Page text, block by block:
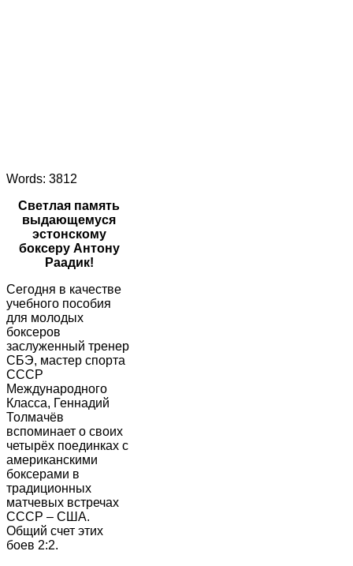
Words: 3812
Светлая память
выдающемуся
эстонскому
боксеру Антону
Раадик!
Сегодня в качестве
учебного пособия
для молодых
боксеров
заслуженный тренер
СБЭ, мастер спорта
СССР
Международного
Класса, Геннадий
Толмачёв
вспоминает о своих
четырёх поединках с
американскими
боксерами в
традиционных
матчевых встречах
СССР – США.
Общий счет этих
боев 2:2.